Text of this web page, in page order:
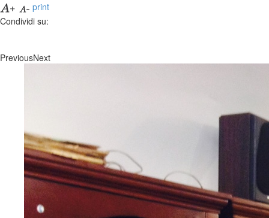
print
Condividi su:
PreviousNext